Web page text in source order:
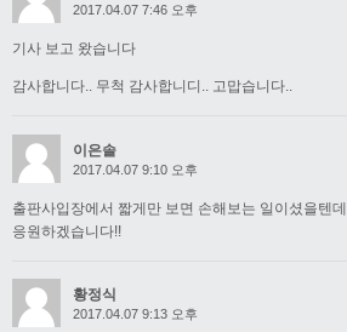
2017.04.07 7:46 오후
기사 보고 왔습니다
감사합니다.. 무척 감사합니디.. 고맙습니다..
이은솔
2017.04.07 9:10 오후
출판사입장에서 짧게만 보면 손해보는 일이셨을텐
응원하겠습니다!!
황정식
2017.04.07 9:13 오후